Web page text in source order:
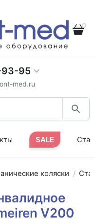
0
95
med.ru
SALE
коляски
V200